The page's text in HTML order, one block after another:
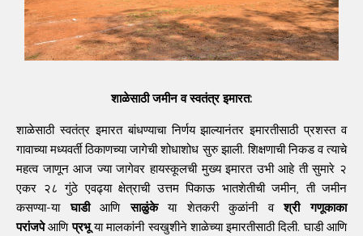
शाळेसाठी जमीन व स्वतंत्र इमारत:
शाळेसाठी स्वतंत्र इमारत बांधण्याचा निर्णय झाल्यानंतर इमारतीसाठी प्रशस्त व
गावाच्या मध्यवर्ती ठिकाणच्या जागेची शोधाशोध सुरु झाली. शिक्षणाची निकड व त्याचे
महत्व जाणून आज ज्या जागेवर हायस्कूलची मुख्य इमारत उभी आहे ती सुमारे २
एकर २८ गुंठे एवढ्या क्षेत्राची उत्तम पिकाऊ भातशेतीची जमीन, ती जमीन
कसण्या-याघाडीआणिसाळुंकेया शेतकरी कुळांनी वश्री गणूकाका
परांजपेआणिप्रभूया मालकांनी स्वखुशीने शाळेच्या इमारतीसाठी दिली. घाडी आणि